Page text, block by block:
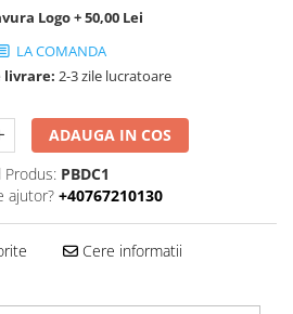
Logo + 50,00 Lei
LA COMANDA
livrare: 2-3 zile lucratoare
ADAUGA IN COS
Produs: PBDC1
ajutor? +40767210130
Cere informatii